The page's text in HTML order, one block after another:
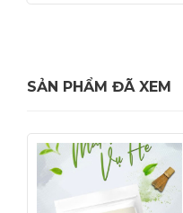
5
SẢN PHẨM ĐÃ XEM